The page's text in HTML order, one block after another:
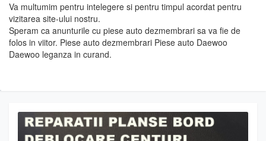
Va multumim pentru intelegere si pentru timpul acordat pentru
vizitarea site-ului nostru.
Speram ca anunturile cu piese auto dezmembrari sa va fie de
folos in viitor. Piese auto dezmembrari Piese auto Daewoo
Daewoo leganza in curand.